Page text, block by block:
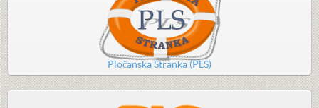
Pločanska Stranka (PLS)